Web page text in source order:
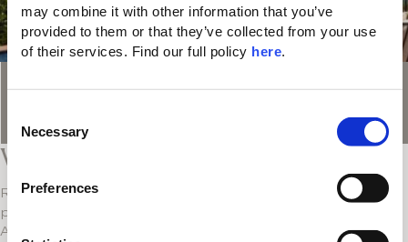
may combine it with other information that you’ve
provided to them or that they’ve collected from your use
of their services. Find our full policy here.
n
e
Necessary
Preferences
Villa Privileges au Domes of Elounda
Retirez-vous dans votre villa ou résidence privée et
profitez de privilèges attentionnés dès votre arrivée.
Avec un crédit resort supplémentaire, des transferts